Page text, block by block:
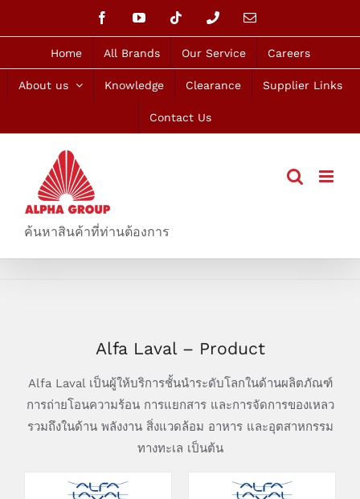
FacebookYouTube Tiktok PhoneEmail
Home All Brands Our Service Careers
About us Knowledge Clearance Supplier Links
Contact Us
ค้นหาสินค้าที่ท่านต้องการ
Alfa Laval – Product
Alfa Laval เป็นผู้ให้บริการชั้นนำระดับโลกในด้านผลิตภัณฑ์
การถ่ายโอนความร้อน การแยกสาร และการจัดการของเหลว
รวมถึงในด้าน พลังงาน สิ่งแวดล้อม อาหาร และอุตสาหกรรม
ทางทะเล เป็นต้น